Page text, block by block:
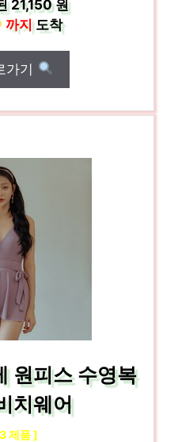
21,150 원
까지도착
가기
원피스 수영복
치웨어
제품 ]